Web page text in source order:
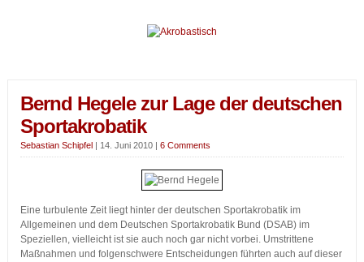
Bernd Hegele zur Lage der deutschen
Sportakrobatik
Sebastian Schipfel| 14. Juni 2010 | 6 Comments
Eine turbulente Zeit liegt hinter der deutschen Sportakrobatik im
Allgemeinen und dem Deutschen Sportakrobatik Bund (DSAB) im
Speziellen, vielleicht ist sie auch noch gar nicht vorbei. Umstrittene
Maßnahmen und folgenschwere Entscheidungen führten auch auf dieser